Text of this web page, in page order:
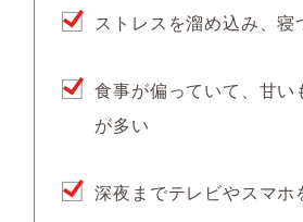
ストレスを溜め込み、寝
食事が偏っていて、甘い
が多い
深夜までテレビやスマホ